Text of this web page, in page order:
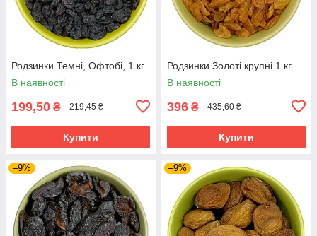
Родзинки Темні, Офтобі, 1 кг
В наявності
199,50 ₴ 219,45 ₴
Купити
Родзинки Золоті крупні 1 кг
В наявності
396 ₴ 435,60 ₴
Купити
–9% –9%